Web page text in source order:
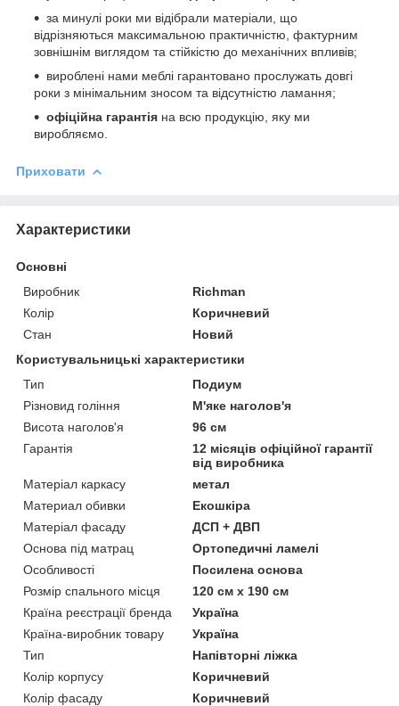
за минулі роки ми відібрали матеріали, що
відрізняються максимальною практичністю, фактурним
зовнішнім виглядом та стійкістю до механічних впливів;
вироблені нами меблі гарантовано прослужать довгі
роки з мінімальним зносом та відсутністю ламання;
офіційна гарантія на всю продукцію, яку ми
виробляємо.
Приховати
Характеристики
Основні
Виробник
Richman
Колір
Коричневий
Стан
Новий
Користувальницькі характеристики
Тип
Подиум
Різновид гоління
М'яке наголов'я
Висота наголов'я
96 см
Гарантія
12 місяців офіційної гарантії
від виробника
Матеріал каркасу
метал
Материал обивки
Екошкіра
Матеріал фасаду
ДСП + ДВП
Основа під матрац
Ортопедичні ламелі
Особливості
Посилена основа
Розмір спального місця
120 см х 190 см
Країна реєстрації бренда
Україна
Країна-виробник товару
Україна
Тип
Напівторні ліжка
Колір корпусу
Коричневий
Колір фасаду
Коричневий